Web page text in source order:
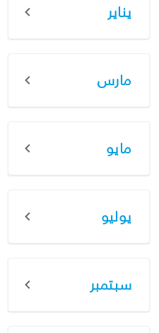
يناير
مارس
مايو
يوليو
سبتمبر